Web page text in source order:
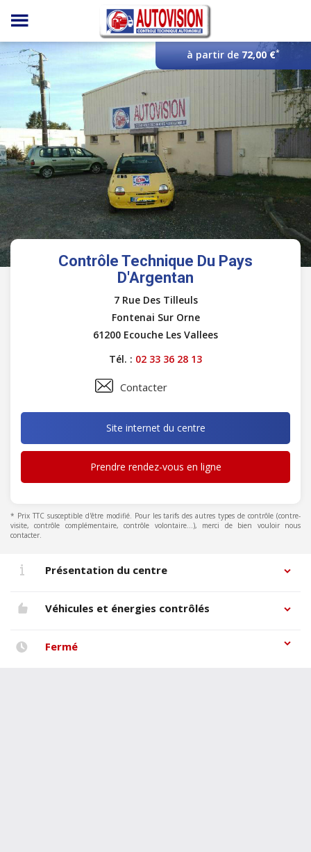
Panneau de gestion des cookies
à partir de 72,00 €*
Contrôle Technique Du Pays
D'Argentan
7 Rue Des Tilleuls
Fontenai Sur Orne
61200 Ecouche Les Vallees
Tél. : 02 33 36 28 13
Contacter
Site internet du centre
Prendre rendez-vous en ligne
* Prix TTC susceptible d'être modifié. Pour les tarifs des autres types de contrôle (contre-
visite, contrôle complémentaire, contrôle volontaire...), merci de bien vouloir nous
contacter.
Présentation du centre
Véhicules et énergies contrôlés
Fermé